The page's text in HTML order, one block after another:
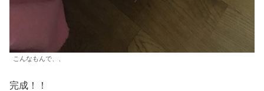
こんなもんで、、
完成！！